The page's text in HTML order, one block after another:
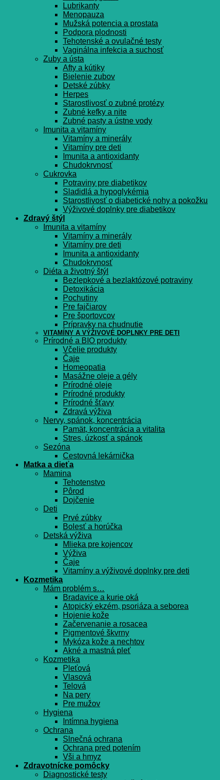
Lubrikanty
Menopauza
Mužská potencia a prostata
Podpora plodnosti
Tehotenské a ovulačné testy
Vaginálna infekcia a suchosť
Zuby a ústa
Afty a kútiky
Bielenie zubov
Detské zúbky
Herpes
Starostlivosť o zubné protézy
Zubné kefky a nite
Zubné pasty a ústne vody
Imunita a vitamíny
Vitamíny a minerály
Vitamíny pre deti
Imunita a antioxidanty
Chudokrvnosť
Cukrovka
Potraviny pre diabetikov
Sladidlá a hypoglykémia
Starostlivosť o diabetické nohy a pokožku
Výživové doplnky pre diabetikov
Zdravý štýl
Imunita a vitamíny
Vitamíny a minerály
Vitamíny pre deti
Imunita a antioxidanty
Chudokrvnosť
Diéta a životný štýl
Bezlepkové a bezlaktózové potraviny
Detoxikácia
Pochutiny
Pre fajčiarov
Pre športovcov
Prípravky na chudnutie
VITAMÍNY A VÝŽIVOVÉ DOPLNKY PRE DETI
Prírodné a BIO produkty
Včelie produkty
Čaje
Homeopatia
Masážne oleje a gély
Prírodné oleje
Prírodné produkty
Prírodné šťavy
Zdravá výživa
Nervy, spánok, koncentrácia
Pamät, koncentrácia a vitalita
Stres, úzkosť a spánok
Sezóna
Cestovná lekárnička
Matka a dieťa
Mamina
Tehotenstvo
Pôrod
Dojčenie
Deti
Prvé zúbky
Bolesť a horúčka
Detská výživa
Mlieka pre kojencov
Výživa
Čaje
Vitamíny a výživové doplnky pre deti
Kozmetika
Mám problém s…
Bradavice a kurie oká
Atopický ekzém, psoriáza a seborea
Hojenie kože
Začervenanie a rosacea
Pigmentové škvrny
Mykóza kože a nechtov
Akné a mastná pleť
Kozmetika
Pleťová
Vlasová
Telová
Na pery
Pre mužov
Hygiena
Intímna hygiena
Ochrana
Slnečná ochrana
Ochrana pred potením
Vši a hmyz
Zdravotnícke pomôcky
Diagnostické testy